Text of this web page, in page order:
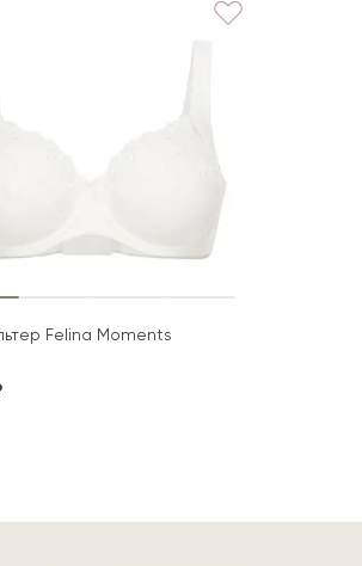
Felina Moments